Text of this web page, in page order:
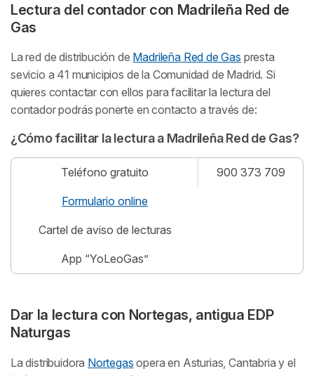
Lectura del contador con Madrileña Red de
Gas
La red de distribución de Madrileña Red de Gas presta
sevicio a 41 municipios de la Comunidad de Madrid. Si
quieres contactar con ellos para facilitar la lectura del
contador podrás ponerte en contacto a través de:
¿Cómo facilitar la lectura a Madrileña Red de Gas?
Teléfono gratuito 900 373 709
Formulario online
Cartel de aviso de lecturas
App “YoLeoGas”
Dar la lectura con Nortegas, antigua EDP
Naturgas
La distribuidora Nortegas opera en Asturias, Cantabria y el